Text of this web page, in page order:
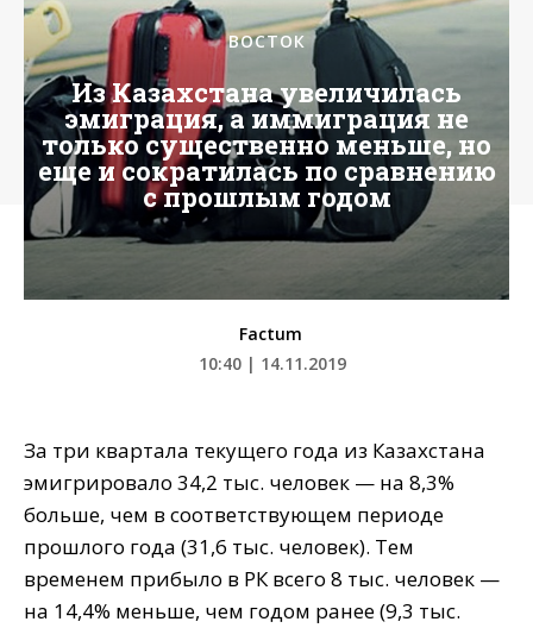
ВОСТОК
Из Казахстана увеличилась
эмиграция, а иммиграция не
только существенно меньше, но
еще и сократилась по сравнению
с прошлым годом
Factum
10:40 | 14.11.2019
За три квартала текущего года из Казахстана
эмигрировало 34,2 тыс. человек — на 8,3%
больше, чем в соответствующем периоде
прошлого года (31,6 тыс. человек). Тем
временем прибыло в РК всего 8 тыс. человек —
на 14,4% меньше, чем годом ранее (9,3 тыс.